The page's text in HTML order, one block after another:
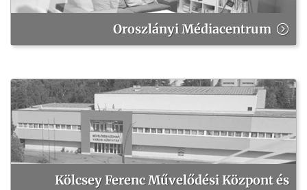
Oroszlányi Médiacentrum
Kölcsey Ferenc Művelődési Központ és